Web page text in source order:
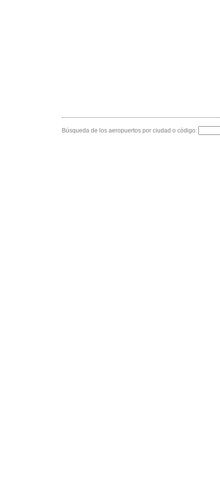
Búsqueda de los aeropuertos por ciudad o código: